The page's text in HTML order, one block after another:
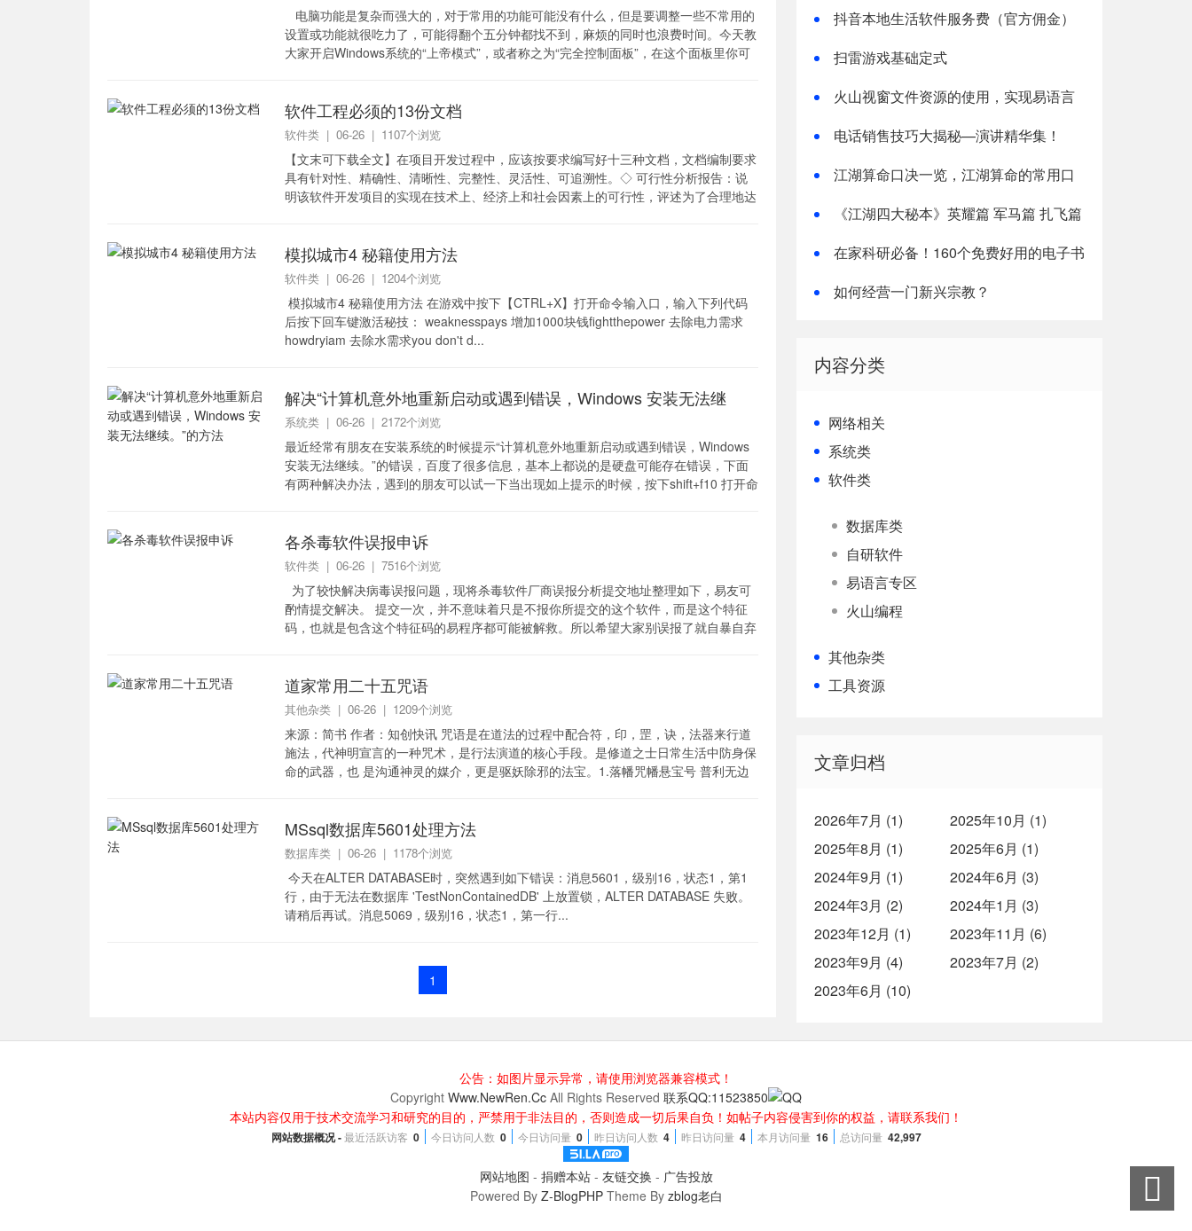
电脑功能是复杂而强大的，对于常用的功能可能没有什么，但是要调整一些不常用的
设置或功能就很吃力了，可能得翻个五分钟都找不到，麻烦的同时也浪费时间。今天教
大家开启Windows系统的“上帝模式”，或者称之为“完全控制面板”，在这个面板里你可
软件工程必须的13份文档
软件类 | 06-26 | 1107个浏览
【文末可下载全文】在项目开发过程中，应该按要求编写好十三种文档，文档编制要求
具有针对性、精确性、清晰性、完整性、灵活性、可追溯性。◇ 可行性分析报告：说
明该软件开发项目的实现在技术上、经济上和社会因素上的可行性，评述为了合理地达
模拟城市4 秘籍使用方法
软件类 | 06-26 | 1204个浏览
模拟城市4 秘籍使用方法 在游戏中按下【CTRL+X】打开命令输入口，输入下列代码
后按下回车键激活秘技： weaknesspays 增加1000块钱fightthepower 去除电力需求
howdryiam 去除水需求you don't d...
解决“计算机意外地重新启动或遇到错误，Windows 安装无法继
续。”的方法
系统类 | 06-26 | 2172个浏览
最近经常有朋友在安装系统的时候提示“计算机意外地重新启动或遇到错误，Windows
安装无法继续。”的错误，百度了很多信息，基本上都说的是硬盘可能存在错误，下面
有两种解决办法，遇到的朋友可以试一下当出现如上提示的时候，按下shift+f10 打开命
各杀毒软件误报申诉
软件类 | 06-26 | 7516个浏览
为了较快解决病毒误报问题，现将杀毒软件厂商误报分析提交地址整理如下，易友可
酌情提交解决。 提交一次，并不意味着只是不报你所提交的这个软件，而是这个特征
码，也就是包含这个特征码的易程序都可能被解救。所以希望大家别误报了就自暴自弃
道家常用二十五咒语
其他杂类 | 06-26 | 1209个浏览
来源：简书 作者：知创快讯 咒语是在道法的过程中配合符，印，罡，诀，法器来行道
施法，代神明宣言的一种咒术，是行法演道的核心手段。是修道之士日常生活中防身保
命的武器，也 是沟通神灵的媒介，更是驱妖除邪的法宝。1.落幡咒幡悬宝号 普利无边
MSsql数据库5601处理方法
数据库类 | 06-26 | 1178个浏览
今天在ALTER DATABASE时，突然遇到如下错误：消息5601，级别16，状态1，第1
行，由于无法在数据库 'TestNonContainedDB' 上放置锁，ALTER DATABASE 失败。
请稍后再试。消息5069，级别16，状态1，第一行...
1
抖音本地生活软件服务费（官方佣金）
扫雷游戏基础定式
火山视窗文件资源的使用，实现易语言
电话销售技巧大揭秘—演讲精华集！
江湖算命口决一览，江湖算命的常用口
《江湖四大秘本》英耀篇 军马篇 扎飞篇
在家科研必备！160个免费好用的电子书
如何经营一门新兴宗教？
内容分类
网络相关
系统类
软件类
数据库类
自研软件
易语言专区
火山编程
其他杂类
工具资源
文章归档
2026年7月 (1)
2025年10月 (1)
2025年8月 (1)
2025年6月 (1)
2024年9月 (1)
2024年6月 (3)
2024年3月 (2)
2024年1月 (3)
2023年12月 (1)
2023年11月 (6)
2023年9月 (4)
2023年7月 (2)
2023年6月 (10)
公告：如图片显示异常，请使用浏览器兼容模式！
Copyright Www.NewRen.Cc All Rights Reserved 联系QQ:11523850
本站内容仅用于技术交流学习和研究的目的，严禁用于非法目的，否则造成一切后果自负！如帖子内容侵害到你的权益，请联系我们！
网站数据概况 -最近活跃访客 0 今日访问人数 0 今日访问量 0 昨日访问人数 4 昨日访问量 4 本月访问量 16 总访问量 42,997
网站地图 - 捐赠本站- 友链交换 - 广告投放
Powered By Z-BlogPHPTheme By zblog老白